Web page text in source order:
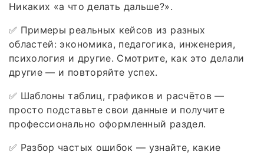
Никаких «а что делать дальше?».
✅ Примеры реальных кейсов из разных
областей: экономика, педагогика, инженерия,
психология и другие. Смотрите, как это делали
другие — и повторяйте успех.
✅ Шаблоны таблиц, графиков и расчётов —
просто подставьте свои данные и получите
профессионально оформленный раздел.
✅ Разбор частых ошибок — узнайте, какие